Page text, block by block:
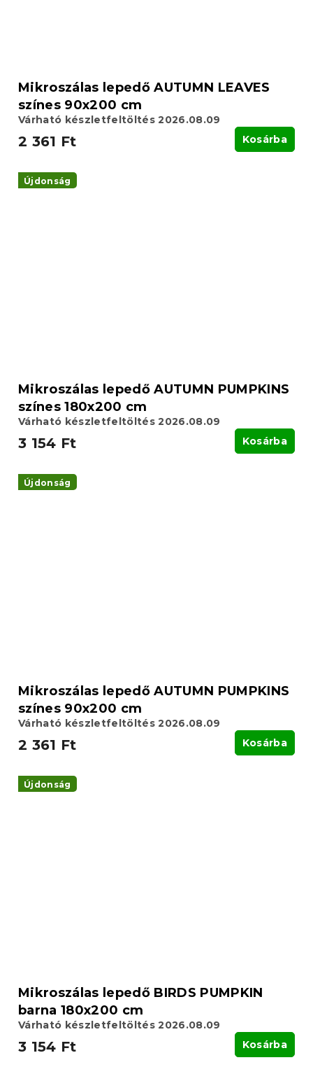
Mikroszálas lepedő AUTUMN LEAVES
színes 90x200 cm
Várható készletfeltöltés 2026.08.09
2 361 Ft Kosárba
Újdonság
Mikroszálas lepedő AUTUMN PUMPKINS
színes 180x200 cm
Várható készletfeltöltés 2026.08.09
3 154 Ft Kosárba
Újdonság
Mikroszálas lepedő AUTUMN PUMPKINS
színes 90x200 cm
Várható készletfeltöltés 2026.08.09
2 361 Ft Kosárba
Újdonság
Mikroszálas lepedő BIRDS PUMPKIN
barna 180x200 cm
Várható készletfeltöltés 2026.08.09
3 154 Ft Kosárba